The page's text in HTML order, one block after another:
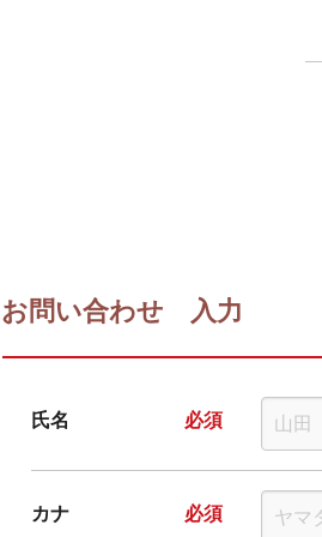
お問い合わせ 入力
氏名
カナ